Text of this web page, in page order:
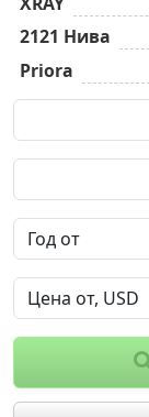
2121 Нива
Priora